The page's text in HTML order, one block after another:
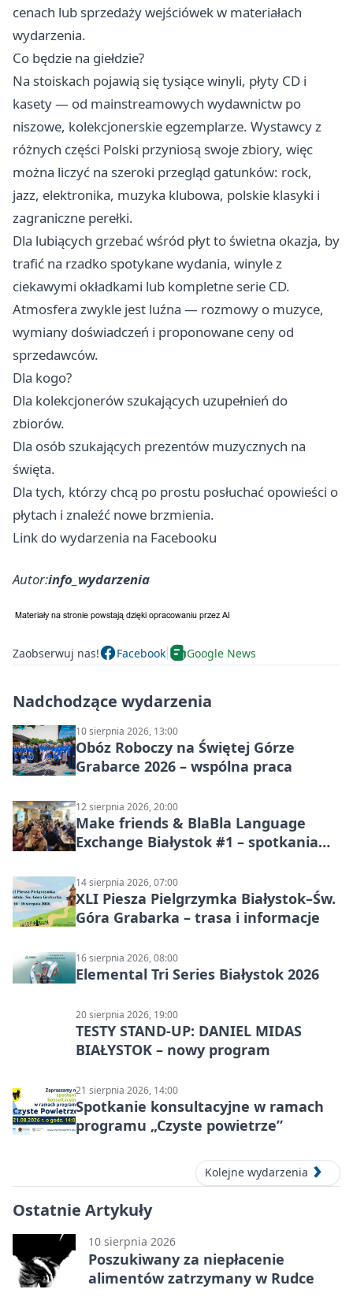
cenach lub sprzedaży wejściówek w materiałach
wydarzenia.
Co będzie na giełdzie?
Na stoiskach pojawią się tysiące winyli, płyty CD i
kasety — od mainstreamowych wydawnictw po
niszowe, kolekcjonerskie egzemplarze. Wystawcy z
różnych części Polski przyniosą swoje zbiory, więc
można liczyć na szeroki przegląd gatunków: rock,
jazz, elektronika, muzyka klubowa, polskie klasyki i
zagraniczne perełki.
Dla lubiących grzebać wśród płyt to świetna okazja, by
trafić na rzadko spotykane wydania, winyle z
ciekawymi okładkami lub kompletne serie CD.
Atmosfera zwykle jest luźna — rozmowy o muzyce,
wymiany doświadczeń i proponowane ceny od
sprzedawców.
Dla kogo?
Dla kolekcjonerów szukających uzupełnień do
zbiorów.
Dla osób szukających prezentów muzycznych na
święta.
Dla tych, którzy chcą po prostu posłuchać opowieści o
płytach i znaleźć nowe brzmienia.
Link do wydarzenia na Facebooku
Autor:info_wydarzenia
Zaobserwuj nas! Facebook Google News
Nadchodzące wydarzenia
10 sierpnia 2026, 13:00
Obóz Roboczy na Świętej Górze
Grabarce 2026 – wspólna praca
12 sierpnia 2026, 20:00
Make friends & BlaBla Language
Exchange Białystok #1 – spotkania
14 sierpnia 2026, 07:00
XLI Piesza Pielgrzymka Białystok–Św.
Góra Grabarka – trasa i informacje
16 sierpnia 2026, 08:00
Elemental Tri Series Białystok 2026
20 sierpnia 2026, 19:00
TESTY STAND-UP: DANIEL MIDAS
BIAŁYSTOK – nowy program
21 sierpnia 2026, 14:00
Spotkanie konsultacyjne w ramach
programu „Czyste powietrze”
Kolejne wydarzenia
Ostatnie Artykuły
10 sierpnia 2026
Poszukiwany za niepłacenie
alimentów zatrzymany w Rudce